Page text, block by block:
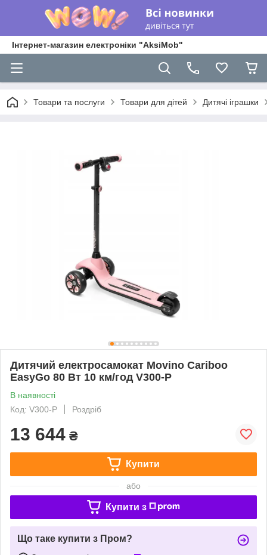
Інтернет-магазин електроніки "AksiMob"
Товари та послуги Товари для дітей Дитячі іграшки
Дитячий електросамокат Movino Cariboo
EasyGo 80 Вт 10 км/год V300-P
В наявності
Код: V300-P
Роздріб
13 644 ₴
Купити
або
Купити з
Що таке купити з Пром?